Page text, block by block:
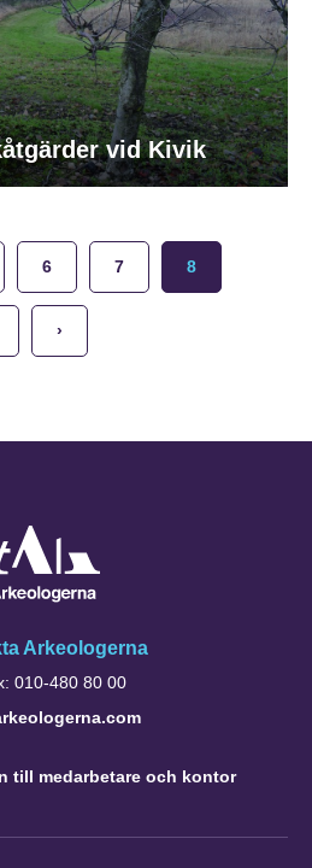
vid Kivik
6 7 8
›
Arkeologerna
010-480 80 00
till medarbetare och kontor